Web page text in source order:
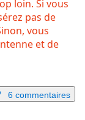
loin. Si vous
pas de
vous
et de
6 commentaires